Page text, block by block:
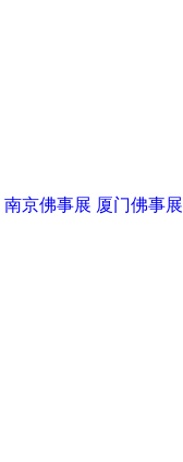
南京佛事展 厦门佛事展